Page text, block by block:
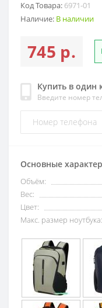
Код Товара: 6971-01
Наличие: В наличии
745 р.
Купить в один
Введите номер
Основные
Объём:
Вес:
Цвет:
Макс. размер ноутбука: